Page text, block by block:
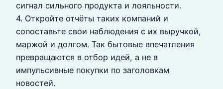
сигнал сильного продукта и лояльности.
4. Откройте отчёты таких компаний и
сопоставьте свои наблюдения с их выручкой,
маржой и долгом. Так бытовые впечатления
превращаются в отбор идей, а не в
импульсивные покупки по заголовкам
новостей.